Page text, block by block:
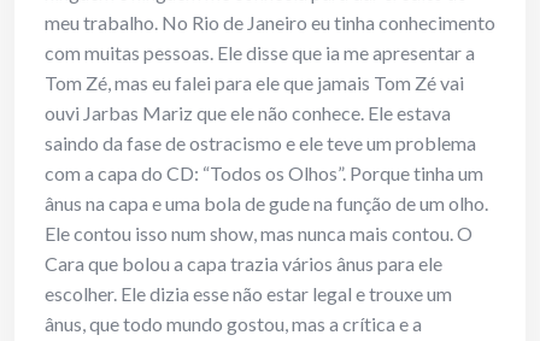
meu trabalho. No Rio de Janeiro eu tinha conhecimento
com muitas pessoas. Ele disse que ia me apresentar a
Tom Zé, mas eu falei para ele que jamais Tom Zé vai
ouvi Jarbas Mariz que ele não conhece. Ele estava
saindo da fase de ostracismo e ele teve um problema
com a capa do CD: “Todos os Olhos”. Porque tinha um
ânus na capa e uma bola de gude na função de um olho.
Ele contou isso num show, mas nunca mais contou. O
Cara que bolou a capa trazia vários ânus para ele
escolher. Ele dizia esse não estar legal e trouxe um
ânus, que todo mundo gostou, mas a crítica e a